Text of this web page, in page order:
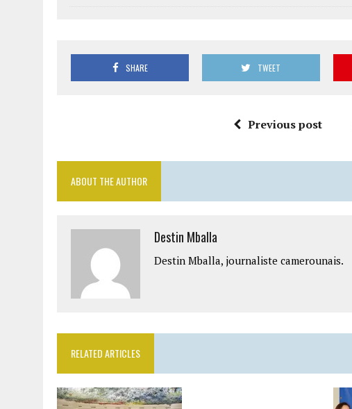
SHARE TWEET
Previous post
ABOUT THE AUTHOR
Destin Mballa
Destin Mballa, journaliste camerounais.
RELATED ARTICLES